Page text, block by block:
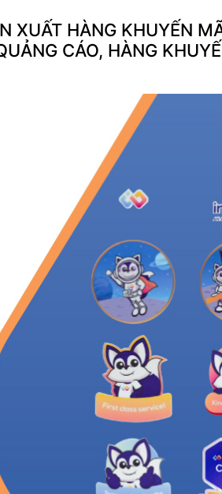
XUẤT HÀNG KHUYẾN
CÁO, HÀNG